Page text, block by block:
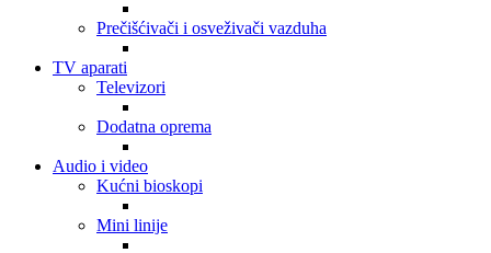
Prečišćivači i osveživači vazduha
TV aparati
Televizori
Dodatna oprema
Audio i video
Kućni bioskopi
Mini linije